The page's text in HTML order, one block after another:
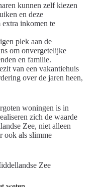
kunnen zelf kiezen
en deze
extra inkomen te
plek aan de
om onvergetelijke
en familie.
van een vakantiehuis
over de jaren heen,
woningen is in
zich de waarde
Zee, niet alleen
ook als slimme